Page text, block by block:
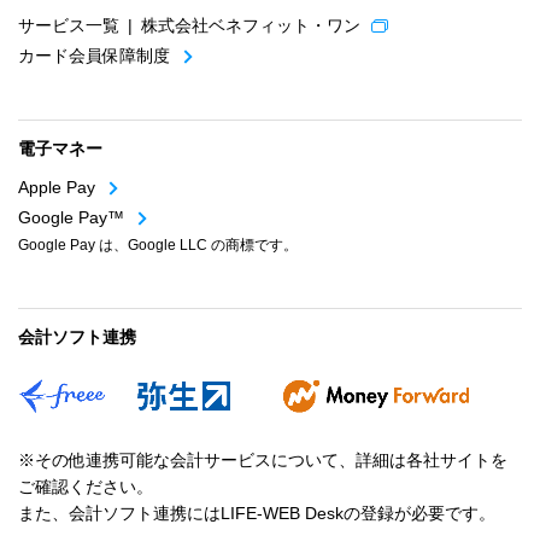
サービス一覧 | 株式会社ベネフィット・ワン
カード会員保障制度
電子マネー
Apple Pay
Google Pay™
Google Pay は、Google LLC の商標です。
会計ソフト連携
※その他連携可能な会計サービスについて、詳細は各社サイトを
ご確認ください。
また、会計ソフト連携にはLIFE-WEB Deskの登録が必要です。